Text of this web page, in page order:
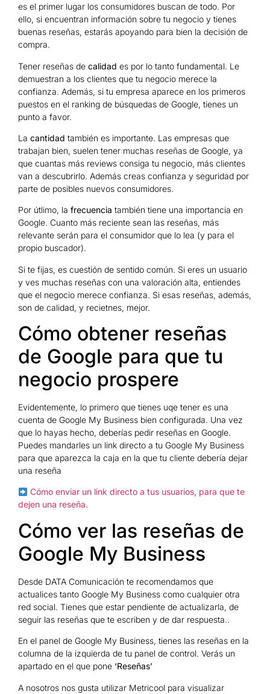
es el primer lugar los consumidores buscan de todo. Por
ello, si encuentran información sobre tu negocio y tienes
buenas reseñas, estarás apoyando para bien la decisión de
compra.
Tener reseñas de calidad es por lo tanto fundamental. Le
demuestran a los clientes que tu negocio merece la
confianza. Además, si tu empresa aparece en los primeros
puestos en el ranking de búsquedas de Google, tienes un
punto a favor.
La cantidad también es importante. Las empresas que
trabajan bien, suelen tener muchas reseñas de Google, ya
que cuantas más reviews consiga tu negocio, más clientes
van a descubrirlo. Además creas confianza y seguridad por
parte de posibles nuevos consumidores.
Por útlimo, la frecuencia también tiene una importancia en
Google. Cuanto más reciente sean las reseñas, más
relevante serán para el consumidor que lo lea (y para el
propio buscador).
Si te fijas, es cuestión de sentido común. Si eres un usuario
y ves muchas reseñas con una valoración alta, entiendes
que el negocio merece confianza. Si esas reseñas, además,
son de calidad, y recietnes, mejor.
Cómo obtener reseñas
de Google para que tu
negocio prospere
Evidentemente, lo primero que tienes uqe tener es una
cuenta de Google My Business bien configurada. Una vez
que lo hayas hecho, deberías pedir reseñas en Google.
Puedes mandarles un link directo a tu Google My Business
para que aparezca la caja en la que tu cliente debería dejar
una reseña
Cómo enviar un link directo a tus usuarios, para que te
dejen una reseña.
Cómo ver las reseñas de
Google My Business
Desde DATA Comunicación te recomendamos que
actualices tanto Google My Business como cualquier otra
red social. Tienes que estar pendiente de actualizarla, de
seguir las reseñas que te escriben y de dar respuesta..
En el panel de Google My Business, tienes las reseñas en la
columna de la izquierda de tu panel de control. Verás un
apartado en el que pone ‘Reseñas’
A nosotros nos gusta utilizar Metricool para visualizar